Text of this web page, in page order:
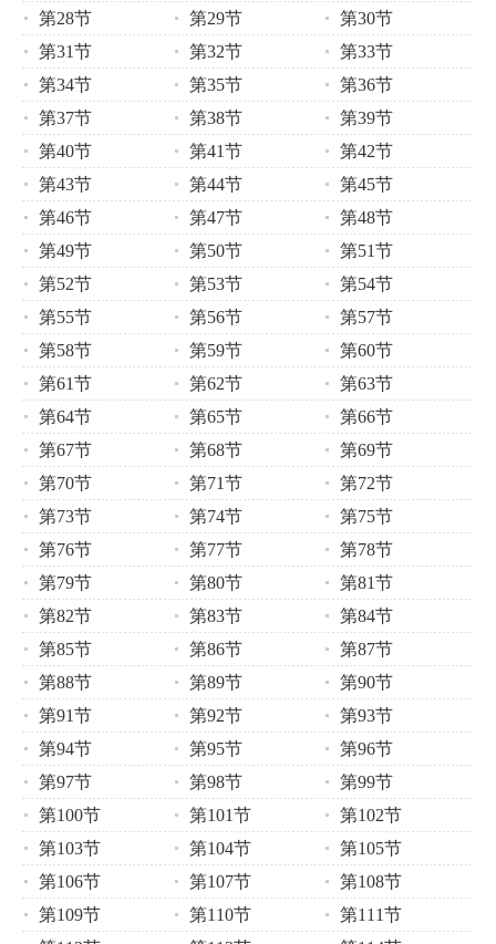
第28节
第29节
第30节
第31节
第32节
第33节
第34节
第35节
第36节
第37节
第38节
第39节
第40节
第41节
第42节
第43节
第44节
第45节
第46节
第47节
第48节
第49节
第50节
第51节
第52节
第53节
第54节
第55节
第56节
第57节
第58节
第59节
第60节
第61节
第62节
第63节
第64节
第65节
第66节
第67节
第68节
第69节
第70节
第71节
第72节
第73节
第74节
第75节
第76节
第77节
第78节
第79节
第80节
第81节
第82节
第83节
第84节
第85节
第86节
第87节
第88节
第89节
第90节
第91节
第92节
第93节
第94节
第95节
第96节
第97节
第98节
第99节
第100节
第101节
第102节
第103节
第104节
第105节
第106节
第107节
第108节
第109节
第110节
第111节